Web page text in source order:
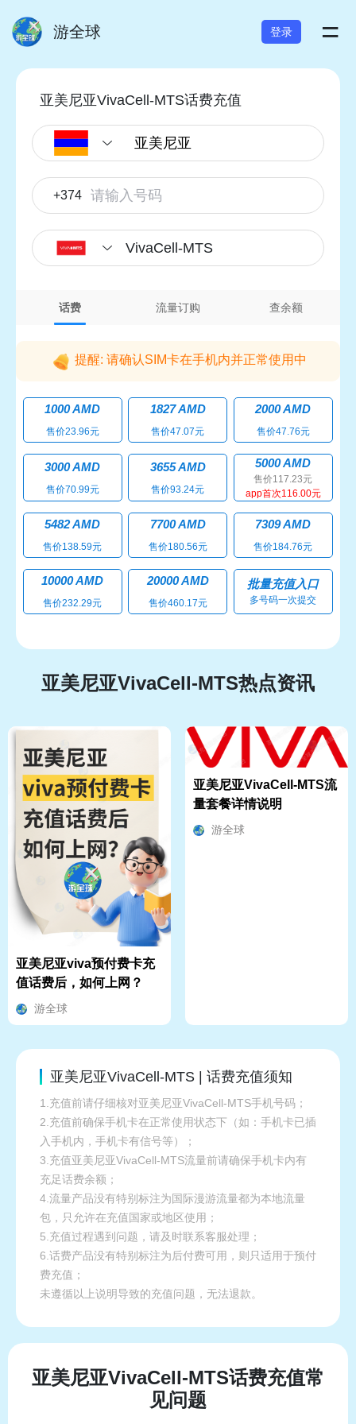
游全球 登录 =
亚美尼亚VivaCell-MTS话费充值
+374
VivaCell-MTS
话费 流量订购 查余额
提醒: 请确认SIM卡在手机内并正常使用中
1000 AMD
售价23.96元
1827 AMD
售价47.07元
2000 AMD
售价47.76元
3000 AMD
售价70.99元
3655 AMD
售价93.24元
5000 AMD
售价117.23元
app首次116.00元
5482 AMD
售价138.59元
7700 AMD
售价180.56元
7309 AMD
售价184.76元
10000 AMD
售价232.29元
20000 AMD
售价460.17元
批量充值入口
多号码一次提交
亚美尼亚VivaCell-MTS热点资讯
亚美尼亚viva预付费卡充
值话费后，如何上网？
游全球
亚美尼亚VivaCell-MTS流
量套餐详情说明
游全球
亚美尼亚VivaCell-MTS | 话费充值须知
1.充值前请仔细核对亚美尼亚VivaCell-MTS手机号码；
2.充值前确保手机卡在正常使用状态下（如：手机卡已插
入手机内，手机卡有信号等）；
3.充值亚美尼亚VivaCell-MTS流量前请确保手机卡内有
充足话费余额；
4.流量产品没有特别标注为国际漫游流量都为本地流量
包，只允许在充值国家或地区使用；
5.充值过程遇到问题，请及时联系客服处理；
6.话费产品没有特别标注为后付费可用，则只适用于预付
费充值；
未遵循以上说明导致的充值问题，无法退款。
亚美尼亚VivaCell-MTS话费充值常
见问题